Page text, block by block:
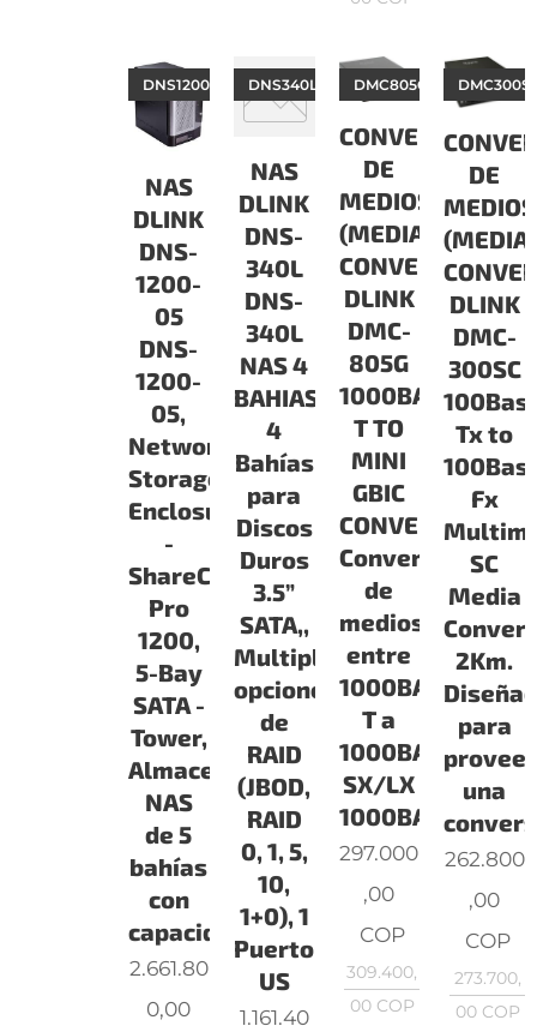
NAS
DLINK
DNS-
1200-
05
DNS-
1200-
05,
Network
Storage
Enclosure
-
ShareCenter
Pro
1200,
5-Bay
SATA -
Tower,
Almacenamiento
NAS
de 5
bahías
con
capacidad
DNS120005
2.661.80
0,00
NAS
DLINK
DNS-
340L
DNS-
340L
NAS 4
BAHIAS.
4
Bahías
para
Discos
Duros
3.5”
SATA,,
Multiples
opciones
de
RAID
(JBOD,
RAID
0, 1, 5,
10,
1+0), 1
Puerto
US
DNS340L
1.161.40
CONVERSOR
DE
MEDIOS
(MEDIA
CONVERTER)
DLINK
DMC-
805G
1000BASE-
T TO
MINI
GBIC
CONVERSOR,
Conversión
de
medios
entre
1000BASE-
T a
1000BASE-
SX/LX
1000BAS
DMC805G
297.000
,00
COP
309.400,
00COP
DE
MEDIOS
(MEDIA
DLINK
DMC-
300SC
Tx to
Fx
SC
Media
2Km.
para
proveer
una
262.800
,00
COP
273.700,
00COP